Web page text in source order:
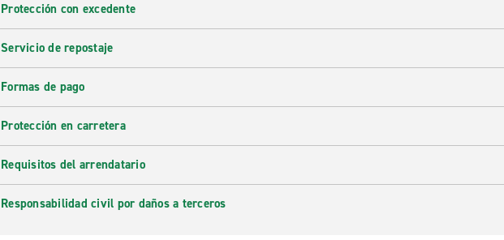
Protección con excedente
Servicio de repostaje
Formas de pago
Protección en carretera
Requisitos del arrendatario
Responsabilidad civil por daños a terceros